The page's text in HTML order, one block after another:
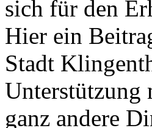
sich für den
Hier ein
Stadt
Unterstützung
ganz andere